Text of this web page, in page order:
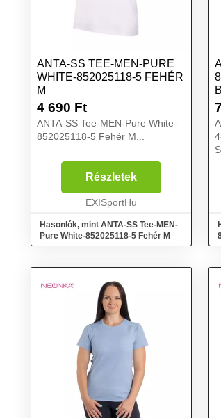
ANTA-SS TEE-MEN-PURE
WHITE-852025118-5 FEHÉR
M
4 690 Ft
ANTA-SS Tee-MEN-Pure White-
852025118-5 Fehér M...
Részletek
EXISportHu
Hasonlók, mint ANTA-SS Tee-MEN-
Pure White-852025118-5 Fehér M
S